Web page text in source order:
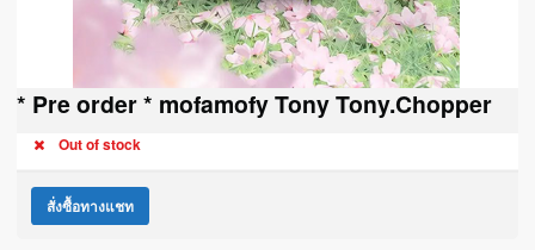
* Pre order * mofamofy Tony Tony.Chopper
Out of stock
สั่งซื้อทางแชท